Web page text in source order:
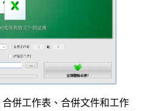
併工作表、合併文件和工作